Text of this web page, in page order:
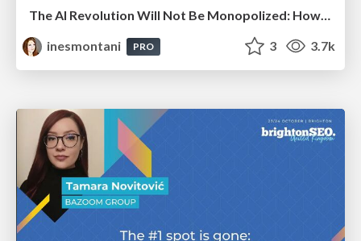
The AI Revolution Will Not Be Monopolized: How open-source beats economies of scale, even for LLMs
inesmontani
PRO 3 3.7k